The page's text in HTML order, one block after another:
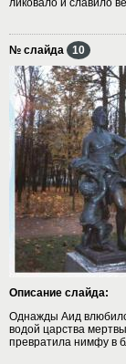
№ слайда 10
Описание слайда:
Однажды Аид
водой царства
превратила нимфу в